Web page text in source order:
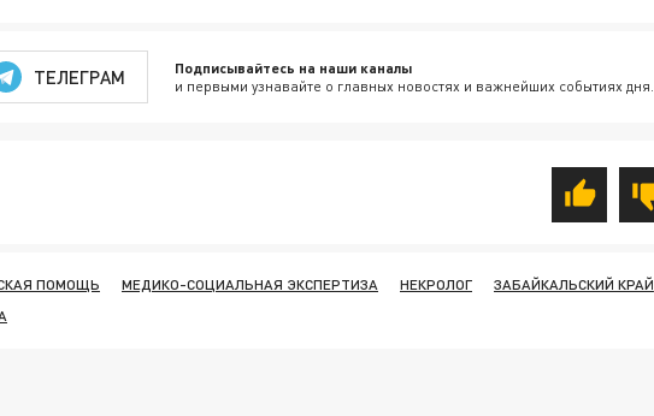
ТЕЛЕГРАМ Подписывайтесь на наши каналы
и первыми узнавайте о главных новостях и важнейших событиях дня.
ПОМОЩЬ МЕДИКО-СОЦИАЛЬНАЯ ЭКСПЕРТИЗА НЕКРОЛОГ
ЗАБАЙКАЛЬСКИЙ КРАЙ